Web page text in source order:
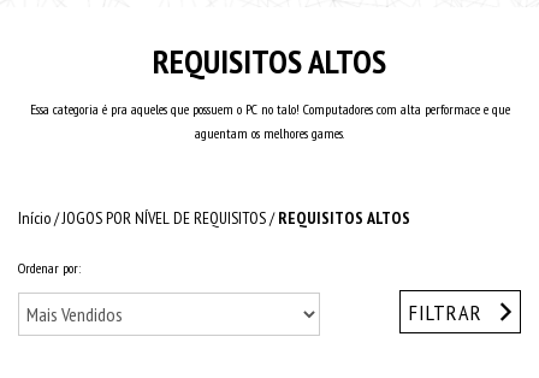
REQUISITOS ALTOS
Essa categoria é pra aqueles que possuem o PC no talo! Computadores com alta performace e que
aguentam os melhores games.
Início/JOGOS POR NÍVEL DE REQUISITOS/ REQUISITOS ALTOS
Ordenar por:
FILTRAR